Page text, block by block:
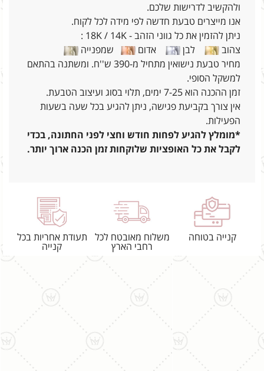
ולהקשיב לדרישות שלכם.
אנו מייצרים טבעת חדשה לפי מידה לכל לקוח.
ניתן להזמין את כל גווני הזהב - 18K / 14K :
צהוב
לבן אדום
שמפנייה
מחיר טבעת נישואין מתחיל מ-390 ש''ח. ומשתנה בהתאם
למשקל הסופי.
זמן ההכנה הוא 7-25 ימים, תלוי בסוג ועיצוב הטבעת.
אין צורך בקביעת פגישה, ניתן להגיע בכל שעה בשעות
הפעילות.
*מומלץ להגיע לפחות חודש וחצי לפני החתונה, בכדי
לקבל את כל האופציות שלוקחות זמן הכנה ארוך יותר.
קנייה בטוחה
משלוח מאובטח לכל
רחבי הארץ
תעודת אחריות בכל
קנייה